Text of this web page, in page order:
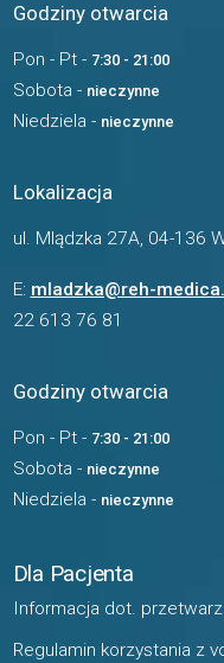
Godziny otwarcia
Pon - Pt - 7:30 - 21:00
Sobota - nieczynne
Niedziela - nieczynne
Lokalizacja
ul. Mlądzka 27A, 04-136
E: mladzka@reh-
22 613 76 81
Godziny otwarcia
Pon - Pt - 7:30 - 21:00
Sobota - nieczynne
Niedziela - nieczynne
Dla Pacjenta
Informacja dot.
Regulamin korzystania z